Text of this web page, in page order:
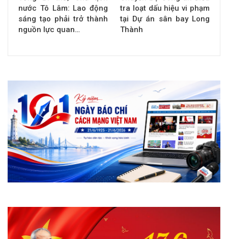
nước Tô Lâm: Lao động
sáng tạo phải trở thành
nguồn lực quan…
tra loạt dấu hiệu vi phạm
tại Dự án sân bay Long
Thành